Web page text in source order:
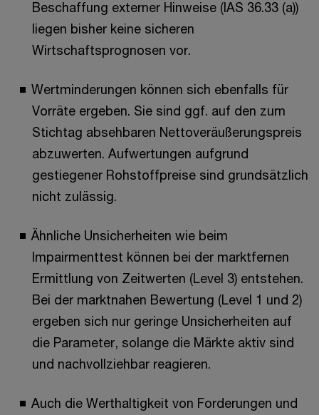
Beschaffung externer Hinweise (IAS 36.33 (a))
liegen bisher keine sicheren
Wirtschaftsprognosen vor.
Wertminderungen können sich ebenfalls für
Vorräte ergeben. Sie sind ggf. auf den zum
Stichtag absehbaren Nettoveräußerungspreis
abzuwerten. Aufwertungen aufgrund
gestiegener Rohstoffpreise sind grundsätzlich
nicht zulässig.
Ähnliche Unsicherheiten wie beim
Impairmenttest können bei der marktfernen
Ermittlung von Zeitwerten (Level 3) entstehen.
Bei der marktnahen Bewertung (Level 1 und 2)
ergeben sich nur geringe Unsicherheiten auf
die Parameter, solange die Märkte aktiv sind
und nachvollziehbar reagieren.
Auch die Werthaltigkeit von Forderungen und